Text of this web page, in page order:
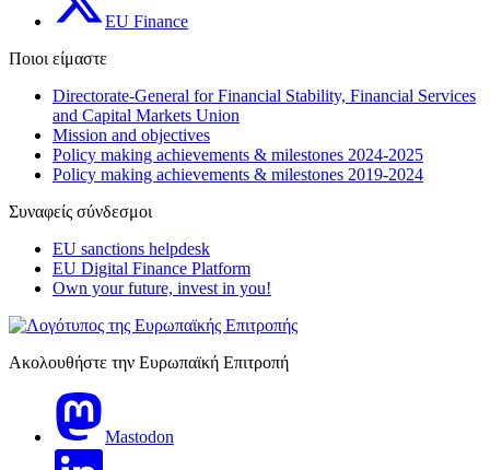
EU Finance
Ποιοι είμαστε
Directorate-General for Financial Stability, Financial Services
and Capital Markets Union
Mission and objectives
Policy making achievements & milestones 2024-2025
Policy making achievements & milestones 2019-2024
Συναφείς σύνδεσμοι
EU sanctions helpdesk
EU Digital Finance Platform
Own your future, invest in you!
Ακολουθήστε την Ευρωπαϊκή Επιτροπή
Mastodon